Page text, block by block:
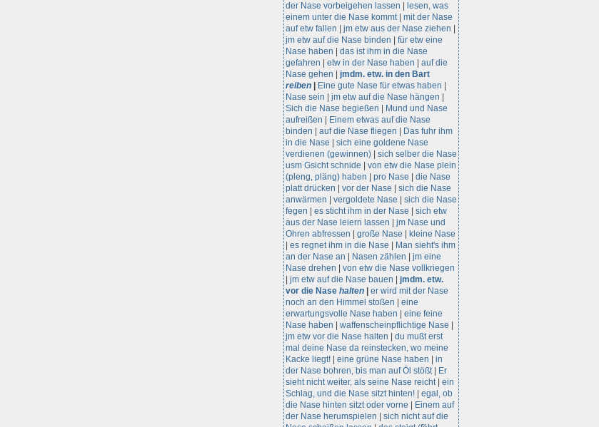
der Nase vorbeigehen lassen
lesen, was
einem unter die Nase kommt| mit der Nase
auf etw fallen
jm etw aus der Nase ziehen
jm etw auf die Nase binden
für etw eine
Nase haben
das ist ihm in die Nase
gefahren
etw in der Nase haben
auf die
Nase gehen
jmdm. etw. in den Bart
reiben
Eine gute Nase für etwas haben
Nase sein
jm etw auf die Nase hängen
Sich die Nase begießen
Mund und Nase
aufreißen
Einem etwas auf die Nase
binden
auf die Nase fliegen
Das fuhr ihm
in die Nase
sich eine goldene Nase
verdienen (gewinnen)
sich selber die Nase
usm Gsicht schnide
von etw die Nase plein
(pleng, pläng) haben
pro Nase
die Nase
platt drücken
vor der Nase
sich die Nase
anwärmen
vergoldete Nase
sich die Nase
fegen
es sticht ihm in der Nase
sich etw
aus der Nase leiern lassen
jm Nase und
Ohren abfressen
große Nase
kleine Nase
es regnet ihm in die Nase
Man sieht's ihm
an der Nase an
Nasen zählen
jm eine
Nase drehen
von etw die Nase vollkriegen
jm etw auf die Nase bauen
jmdm. etw.
vor die Nase halten
er wird mit der Nase
noch an den Himmel stoßen
eine
erwartungsvolle Nase haben
eine feine
Nase haben
waffenscheinpflichtige Nase
jm etw vor die Nase halten
du mußt erst
mal deine Nase da reinstecken, wo meine
Kacke liegt!
eine grüne Nase haben
in
der Nase bohren, bis man auf Öl stößt|
Er
sieht nicht weiter, als seine Nase reicht| ein
Schlag, und die Nase sitzt hinten!
egal, ob
die Nase hinten sitzt oder vorne
Einem auf
der Nase herumspielen
sich nicht auf die